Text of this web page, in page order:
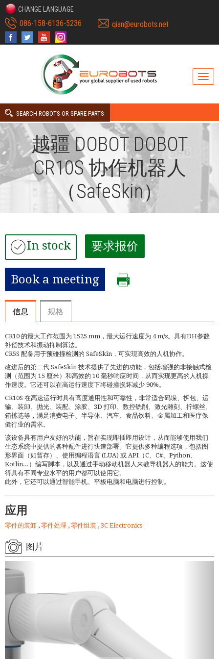
CHANGE LANGUAGE
086-158-6136-5236 qian@eurobots.net
SEARCH ROBOTS OR SPARE PARTS
越疆 DOBOT DOBOT
CR10S 协作机器人
（SafeSkin）
In stock 要求报价
Book a meeting
信息 规格
CR10 的最大工作范围为 1525 mm，最大运行速度为 4 m/s。具有DH参数
补偿技术和振动抑制算法。
CR5S 配备用于预碰撞检测的 SafeSkin，可实现高效的人机协作。
改进后的第二代 SafeSkin 技术提供了先进的功能，包括增强的非接触式检
测（范围为 15 厘米）和高效的 10 毫秒响应时间，从而实现更高的人机操
作速度。它还可以在高运行速度下将碰撞损坏减少 90%。
CR10S 在高速运行时具有高度通用性和可靠性，非常适合码垛、拆包、运
输、装卸、抛光、装配、涂胶、3D 打印、数控铣削、激光雕刻、拧螺丝、
箱拣选等，满足消费电子、半导体、汽车、食品饮料、金属加工和医疗保
健行业的需求。
该设备具有用户友好的功能，旨在实现即插即用设计，从而能够使用我们
生态系统中提供的各种配件进行快速部署。它提供多种编程选项，包括图
形界面（如暂存）、使用编程语言 (LUA) 或 API（C、C#、Python、
Kotlin...）编写脚本，以及通过手动移动机器人来教导机器人的能力。这使
得具有不同专业水平的用户都可以使用它。
此外，它还可以通过智能手机、平板电脑和电脑进行控制。
应用
零件的装卸 , 零件处理 , 零件组装 , 3C Electronics
图片